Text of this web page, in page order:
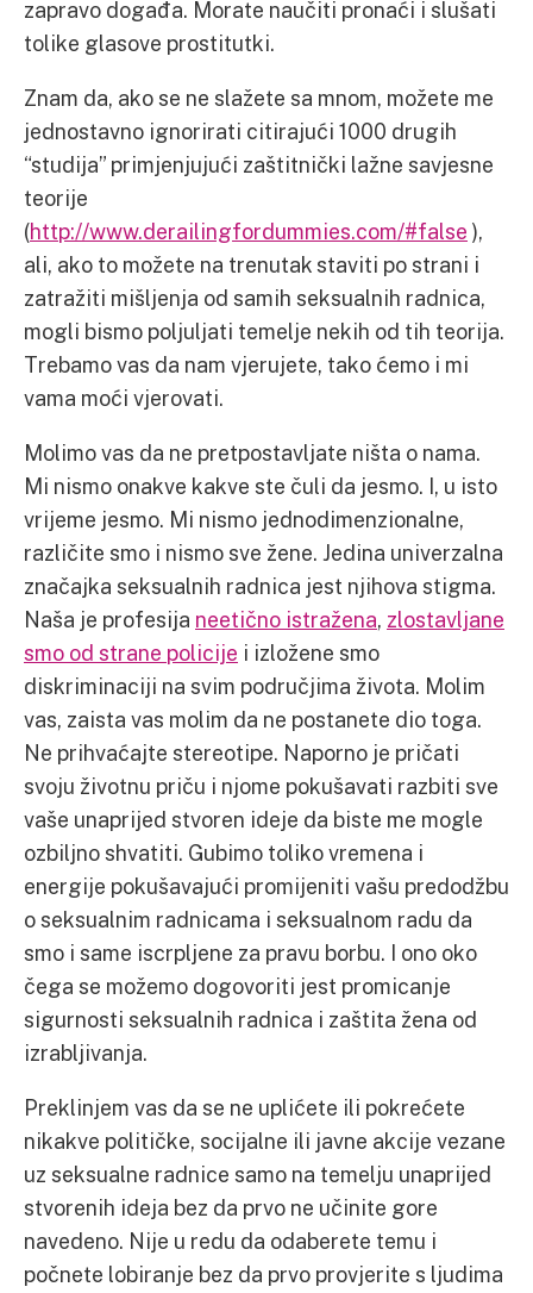
zapravo događa. Morate naučiti pronaći i slušati
tolike glasove prostitutki.
Znam da, ako se ne slažete sa mnom, možete me
jednostavno ignorirati citirajući 1000 drugih
“studija” primjenjujući zaštitnički lažne savjesne
teorije
(http://www.derailingfordummies.com/#false ),
ali, ako to možete na trenutak staviti po strani i
zatražiti mišljenja od samih seksualnih radnica,
mogli bismo poljuljati temelje nekih od tih teorija.
Trebamo vas da nam vjerujete, tako ćemo i mi
vama moći vjerovati.
Molimo vas da ne pretpostavljate ništa o nama.
Mi nismo onakve kakve ste čuli da jesmo. I, u isto
vrijeme jesmo. Mi nismo jednodimenzionalne,
različite smo i nismo sve žene. Jedina univerzalna
značajka seksualnih radnica jest njihova stigma.
Naša je profesija neetično istražena, zlostavljane
smo od strane policije i izložene smo
diskriminaciji na svim područjima života. Molim
vas, zaista vas molim da ne postanete dio toga.
Ne prihvaćajte stereotipe. Naporno je pričati
svoju životnu priču i njome pokušavati razbiti sve
vaše unaprijed stvoren ideje da biste me mogle
ozbiljno shvatiti. Gubimo toliko vremena i
energije pokušavajući promijeniti vašu predodžbu
o seksualnim radnicama i seksualnom radu da
smo i same iscrpljene za pravu borbu. I ono oko
čega se možemo dogovoriti jest promicanje
sigurnosti seksualnih radnica i zaštita žena od
izrabljivanja.
Preklinjem vas da se ne uplićete ili pokrećete
nikakve političke, socijalne ili javne akcije vezane
uz seksualne radnice samo na temelju unaprijed
stvorenih ideja bez da prvo ne učinite gore
navedeno. Nije u redu da odaberete temu i
počnete lobiranje bez da prvo provjerite s ljudima